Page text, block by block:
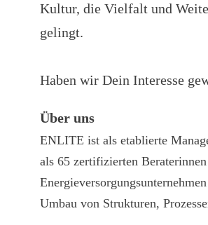
Kultur, die Vielfalt und
gelingt.
Haben wir Dein Interesse
Über uns
ENLITE ist als etablierte
als 65 zertifizierten
Umbau von Strukturen,